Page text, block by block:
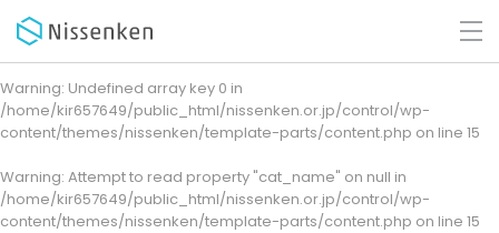
Warning: Undefined array key 0 in
/home/kir657649/public_html/nissenken.or.jp/control/wp-
content/themes/nissenken/template-parts/content.php on line 15
Warning: Attempt to read property "cat_name" on null in
/home/kir657649/public_html/nissenken.or.jp/control/wp-
content/themes/nissenken/template-parts/content.php on line 15